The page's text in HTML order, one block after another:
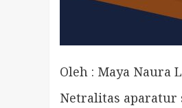
Oleh : Maya Naura
Netralitas aparatur